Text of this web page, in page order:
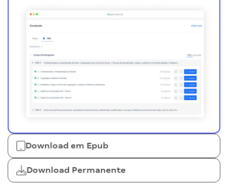
Download em Epub
Download Permanente